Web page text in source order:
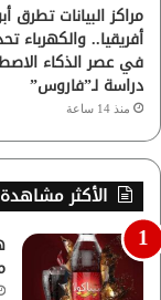
مراكز البيانات تطرق
أفريقيا.. والكهرباء
في عصر الذكاء
دراسة لـ”فاروس”
منذ 14 ساعة
الأكثر مشاهدة